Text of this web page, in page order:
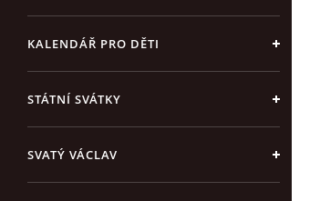
KALENDÁŘ PRO DĚTI
STÁTNÍ SVÁTKY
SVATÝ VÁCLAV